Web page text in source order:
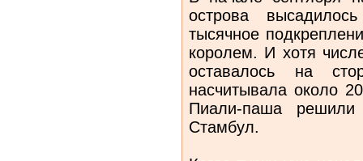
острова
тысячное
королем. И хотя
оставалось на
насчитывала около
Пиали-паша
Стамбул.